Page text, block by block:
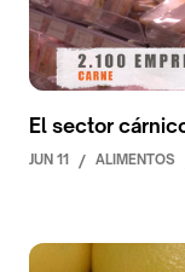
El sector
JUN 11 / ALIMENTOS